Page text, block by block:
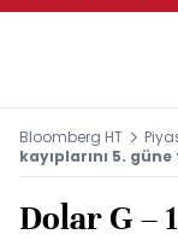
Bloomberg HT
kayıplarını 5. güne
Dolar G –